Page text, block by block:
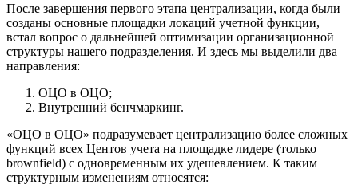
После завершения первого этапа централизации, когда были
созданы основные площадки локаций учетной функции,
встал вопрос о дальнейшей оптимизации организационной
структуры нашего подразделения. И здесь мы выделили два
направления:
ОЦО в ОЦО;
Внутренний бенчмаркинг.
«ОЦО в ОЦО» подразумевает централизацию более сложных
функций всех Центов учета на площадке лидере (только
brownfield) с одновременным их удешевлением. К таким
структурным изменениям относятся: